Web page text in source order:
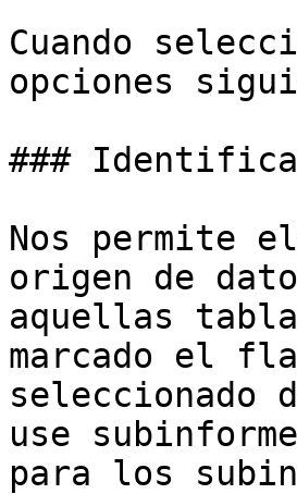
Cuando
opciones
###
Nos permite
origen de
aquellas
marcado el
seleccionado
use
para los